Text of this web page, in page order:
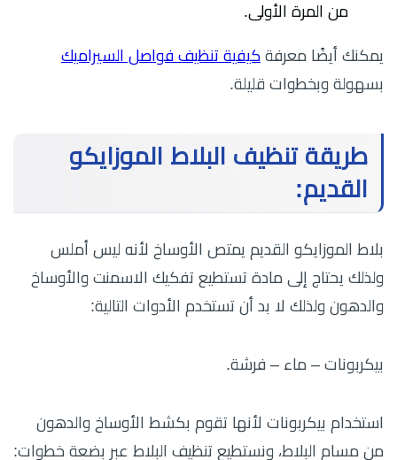
من المرة الأولى.
يمكنك أيضًا معرفة كيفية تنظيف فواصل السيراميك
بسهولة وبخطوات قليلة.
طريقة تنظيف البلاط الموزايكو
القديم:
بلاط الموزايكو القديم يمتص الأوساخ لأنه ليس أملس
ولذلك يحتاج إلى مادة تستطيع تفكيك الاسمنت والأوساخ
والدهون ولذلك لا بد أن تستخدم الأدوات التالية:
بيكربونات – ماء – فرشة.
استخدام بيكربونات لأنها تقوم بكشط الأوساخ والدهون
من مسام البلاط، ونستطيع تنظيف البلاط عبر بضعة خطوات: